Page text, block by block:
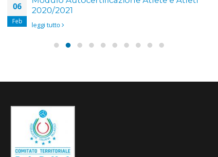
06
Feb
2020/2021
leggi tutto